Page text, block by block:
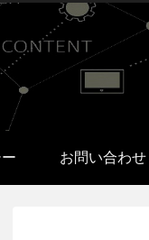
お問い合わせ